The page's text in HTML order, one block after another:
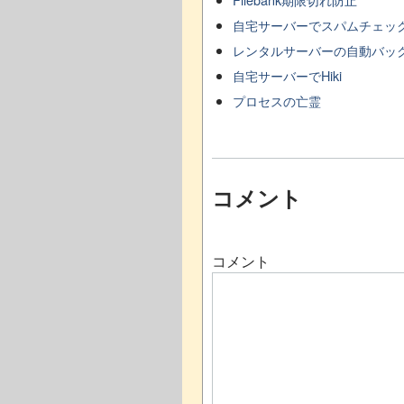
自宅サーバーでスパムチェッ
レンタルサーバーの自動バッ
自宅サーバーでHiki
プロセスの亡霊
コメント
コメント